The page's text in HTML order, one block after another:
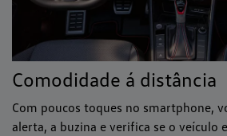
Comodidade á distância
Com poucos toques no smartphone,
alerta, a buzina e verifica se o veículo